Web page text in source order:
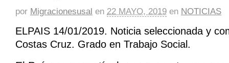
por Migracionesusal en 22 MAYO, 2019 en NOTICIAS
ELPAIS 14/01/2019. Noticia seleccionada y
Costas Cruz. Grado en Trabajo Social.